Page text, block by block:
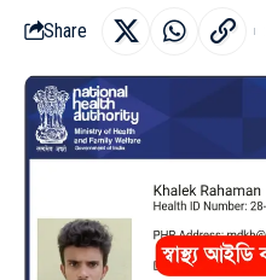
Share